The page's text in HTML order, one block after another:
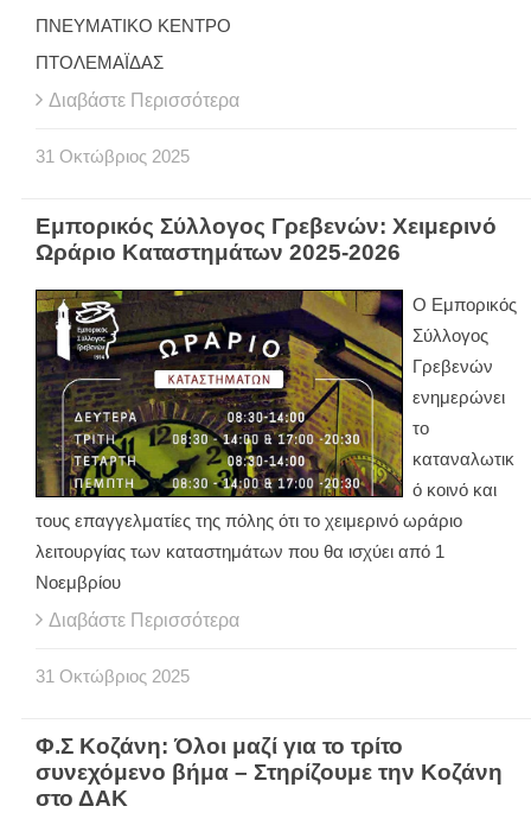
ΠΝΕΥΜΑΤΙΚΟ ΚΕΝΤΡΟ
ΠΤΟΛΕΜΑΪΔΑΣ
Διαβάστε Περισσότερα
31 Οκτώβριος 2025
Εμπορικός Σύλλογος Γρεβενών: Χειμερινό
Ωράριο Καταστημάτων 2025-2026
Ο Εμπορικός
Σύλλογος
Γρεβενών
ενημερώνει
το
καταναλωτικ
ό κοινό και
τους επαγγελματίες της πόλης ότι το χειμερινό ωράριο
λειτουργίας των καταστημάτων που θα ισχύει από 1
Νοεμβρίου
Διαβάστε Περισσότερα
31 Οκτώβριος 2025
Φ.Σ Κοζάνη: Όλοι μαζί για το τρίτο
συνεχόμενο βήμα – Στηρίζουμε την Κοζάνη
στο ΔΑΚ